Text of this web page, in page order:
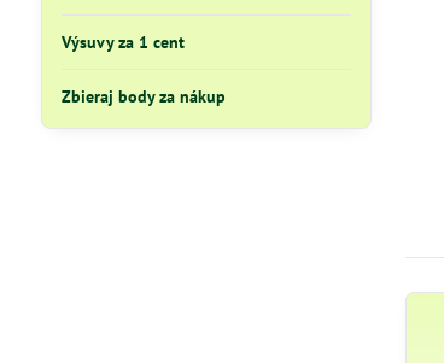
Výsuvy za 1 cent
Zbieraj body za nákup